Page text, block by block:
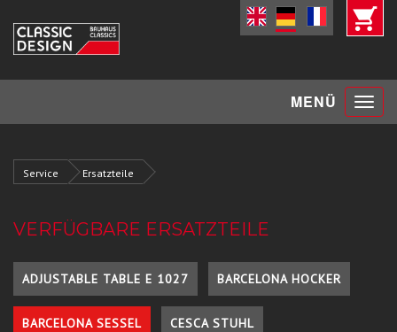
MENÜ Toggle
Service Ersatzteile
VERFÜGBARE ERSATZTEILE
ADJUSTABLE TABLE E 1027 BARCELONA HOCKER
BARCELONA SESSEL CESCA STUHL